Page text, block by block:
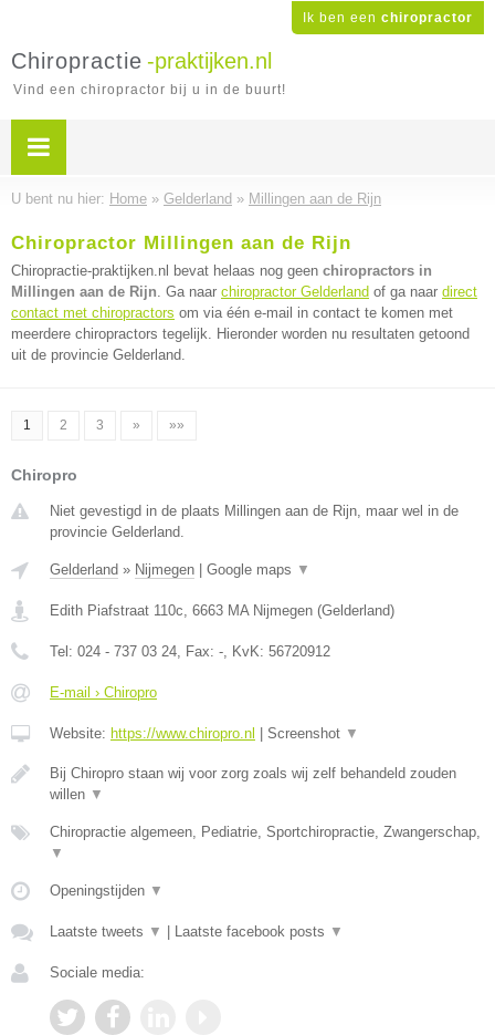
Ik ben een chiropractor
Chiropractie -praktijken.nl
Vind een chiropractor bij u in de buurt!
U bent nu hier: Home » Gelderland » Millingen aan de Rijn
Chiropractor Millingen aan de Rijn
Chiropractie-praktijken.nl bevat helaas nog geen chiropractors in
Millingen aan de Rijn. Ga naar chiropractor Gelderland of ga naar direct
contact met chiropractors om via één e-mail in contact te komen met
meerdere chiropractors tegelijk. Hieronder worden nu resultaten getoond
uit de provincie Gelderland.
1 2 3 » »»
Chiropro
Niet gevestigd in de plaats Millingen aan de Rijn, maar wel in de
provincie Gelderland.
Gelderland » Nijmegen Google maps ▼
Edith Piafstraat 110c, 6663 MA Nijmegen (Gelderland)
Tel: 024 - 737 03 24, Fax: -, KvK: 56720912
E-mail › Chiropro
Website: https://www.chiropro.nl Screenshot ▼
Bij Chiropro staan wij voor zorg zoals wij zelf behandeld zouden
willen ▼
Chiropractie algemeen, Pediatrie, Sportchiropractie, Zwangerschap,
▼
Openingstijden ▼
Laatste tweets ▼ Laatste facebook posts ▼
Sociale media: